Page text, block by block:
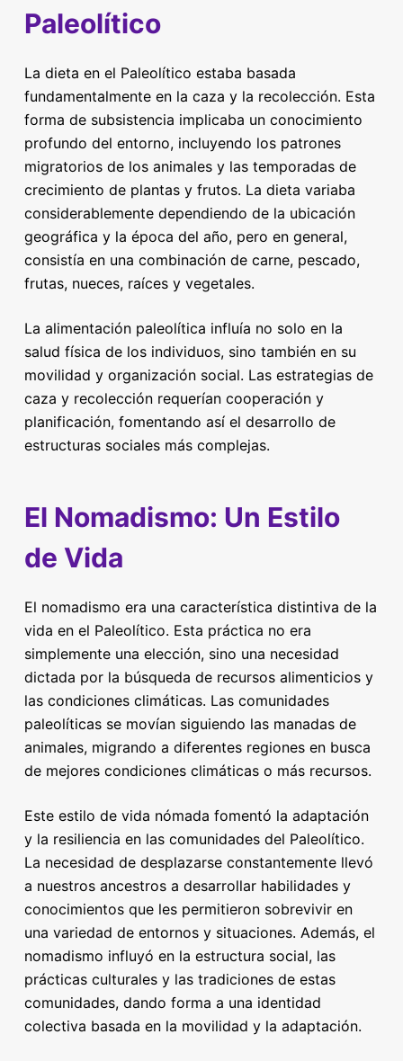
Paleolítico
La dieta en el Paleolítico estaba basada
fundamentalmente en la caza y la recolección. Esta
forma de subsistencia implicaba un conocimiento
profundo del entorno, incluyendo los patrones
migratorios de los animales y las temporadas de
crecimiento de plantas y frutos. La dieta variaba
considerablemente dependiendo de la ubicación
geográfica y la época del año, pero en general,
consistía en una combinación de carne, pescado,
frutas, nueces, raíces y vegetales.
La alimentación paleolítica influía no solo en la
salud física de los individuos, sino también en su
movilidad y organización social. Las estrategias de
caza y recolección requerían cooperación y
planificación, fomentando así el desarrollo de
estructuras sociales más complejas.
El Nomadismo: Un Estilo
de Vida
El nomadismo era una característica distintiva de la
vida en el Paleolítico. Esta práctica no era
simplemente una elección, sino una necesidad
dictada por la búsqueda de recursos alimenticios y
las condiciones climáticas. Las comunidades
paleolíticas se movían siguiendo las manadas de
animales, migrando a diferentes regiones en busca
de mejores condiciones climáticas o más recursos.
Este estilo de vida nómada fomentó la adaptación
y la resiliencia en las comunidades del Paleolítico.
La necesidad de desplazarse constantemente llevó
a nuestros ancestros a desarrollar habilidades y
conocimientos que les permitieron sobrevivir en
una variedad de entornos y situaciones. Además, el
nomadismo influyó en la estructura social, las
prácticas culturales y las tradiciones de estas
comunidades, dando forma a una identidad
colectiva basada en la movilidad y la adaptación.